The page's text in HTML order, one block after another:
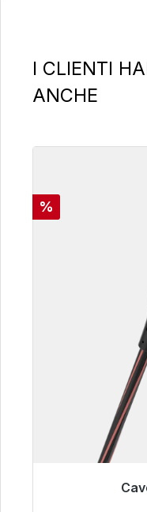
Salta la galleria dei
I CLIENTI
ANCHE
Sconto
%
Pronto per la